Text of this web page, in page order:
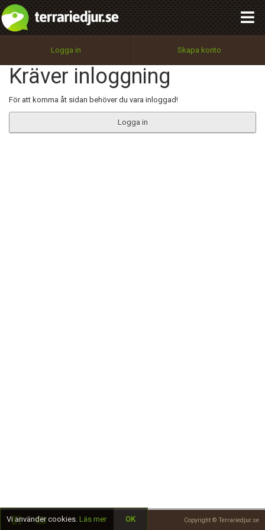
Logga in Skapa konto
Kräver inloggning
För att komma åt sidan behöver du vara inloggad!
Logga in
Copyright © Terrariedjur.se
Utför
100%
OK
integritetspolicy
Namn:
Epost:
Begär nytt lösenord
Tillbaka till förstasidan
Vi använder cookies. Läs mer OK